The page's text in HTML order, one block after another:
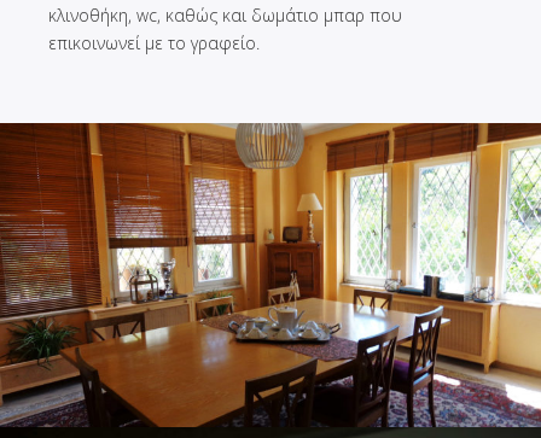
κλινοθήκη, wc, καθώς και δωμάτιο μπαρ που
επικοινωνεί με το γραφείο.